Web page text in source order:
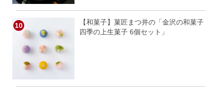
【和菓子】菓匠まつ井の「金沢の和菓子
四季の上生菓子 6個セット」